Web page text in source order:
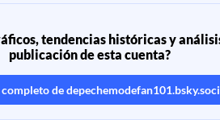
tendencias históricas y
publicación de esta cuenta?
de